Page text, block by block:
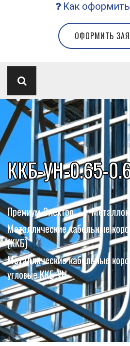
Как оформить
ОФОРМИТЬ
ККБ-УН-0.65-
Премиум-Электро
Металлические кабельные
(ККБ)
Металлические кабельные
угловые ККБ-УН